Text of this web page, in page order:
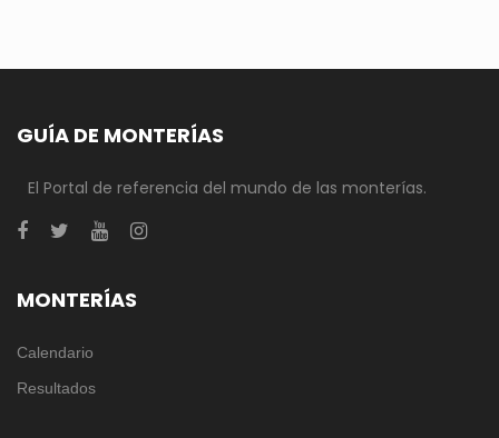
GUÍA DE MONTERÍAS
El Portal de referencia del mundo de las monterías.
MONTERÍAS
Calendario
Resultados